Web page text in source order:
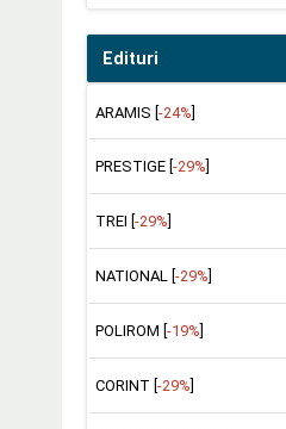
Edituri
ARAMIS [-24%]
PRESTIGE [ -29%
TREI [ -29%
NATIONAL [ -29%
POLIROM [ -19%
CORINT [ -29%